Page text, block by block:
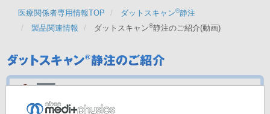
医療関係者専用情報TOP ダットスキャン®静注
製品関連情報
ダットスキャン®静注のご紹介(動画)